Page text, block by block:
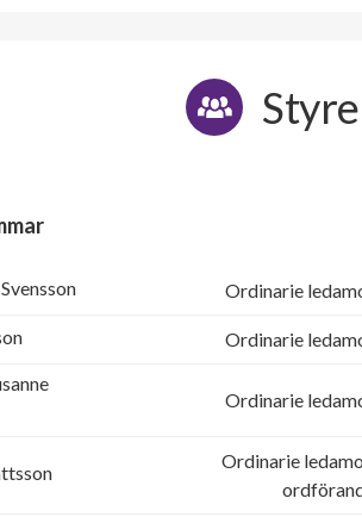
Ordinarie
Ordinarie
Ordinarie
Ordinarie